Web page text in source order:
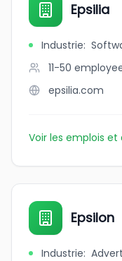
Epsilia
Industrie:
11-50
epsilia.com
Voir les emplois et
Epsilon
Industrie: